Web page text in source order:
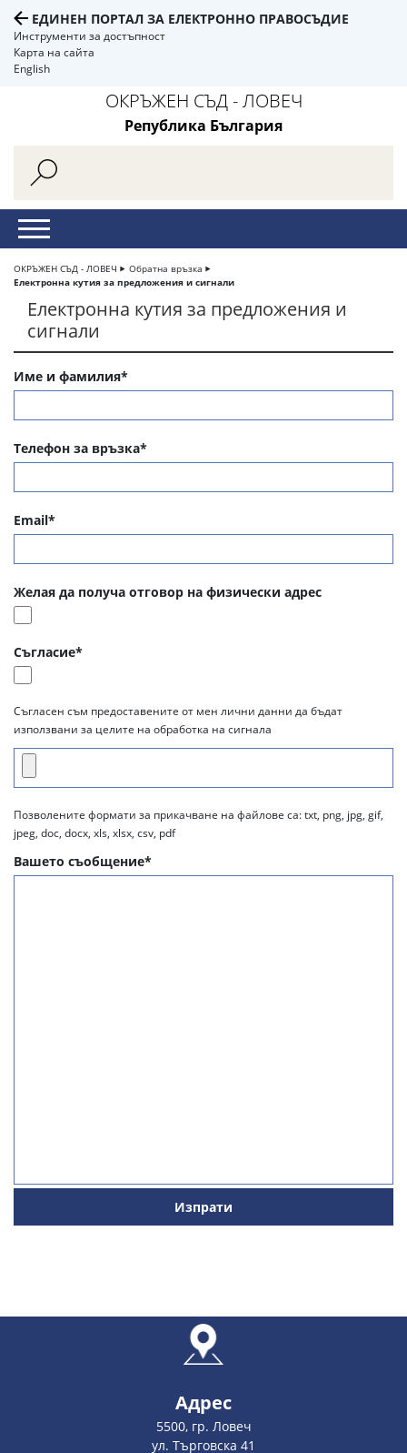
ЕДИНЕН ПОРТАЛ ЗА ЕЛЕКТРОННО ПРАВОСЪДИЕ
Инструменти за достъпност
Карта на сайта
English
ОКРЪЖЕН СЪД - ЛОВЕЧ
Република България
ОКРЪЖЕН СЪД - ЛОВЕЧ
Обратна връзка
Електронна кутия за предложения и сигнали
Електронна кутия за предложения и
сигнали
Име и фамилия*
Телефон за връзка*
Email*
Желая да получа отговор на физически адрес
Съгласие*
Съгласен съм предоставените от мен лични данни да бъдат
използвани за целите на обработка на сигнала
Позволените формати за прикачване на файлове са: txt, png, jpg, gif,
jpeg, doc, docx, xls, xlsx, csv, pdf
Вашето съобщение*
Изпрати
Адрес
5500, гр. Ловеч
ул. Търговска 41